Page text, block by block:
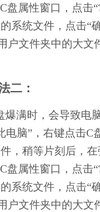
盘属性窗口，点
系统文件，点击“
户文件夹中的大文
二：
爆满时，会导致
电脑”，右键点击C
，稍等片刻后，
盘属性窗口，点
系统文件，点击“
户文件夹中的大文